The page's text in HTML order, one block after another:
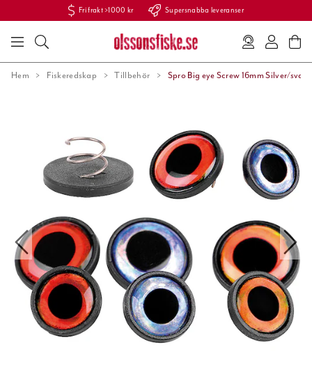
Fri frakt >1000 kr Supersnabba leveranser
Hem Fiskeredskap Tillbehör Spro Big eye Screw 16mm Silver/svart